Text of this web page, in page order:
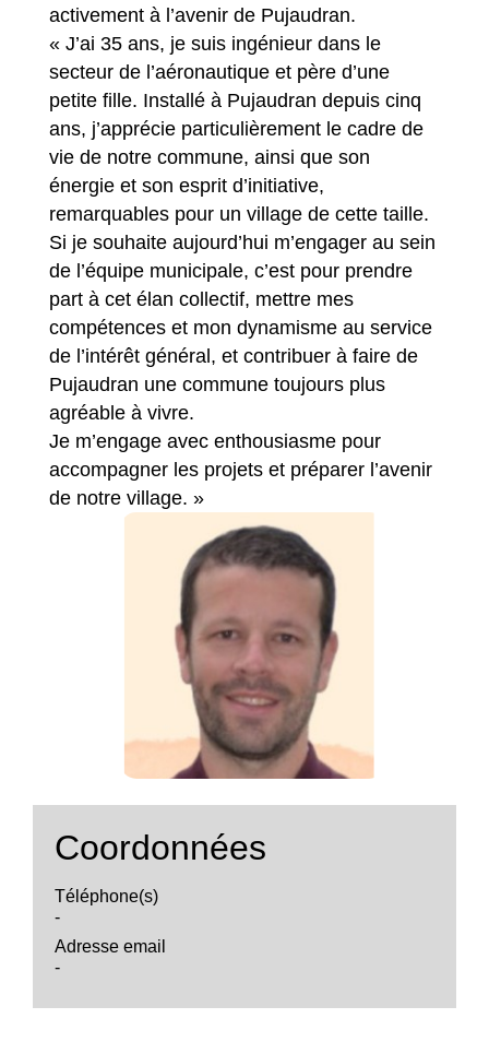
activement à l’avenir de Pujaudran.
« J’ai 35 ans, je suis ingénieur dans le
secteur de l’aéronautique et père d’une
petite fille. Installé à Pujaudran depuis cinq
ans, j’apprécie particulièrement le cadre de
vie de notre commune, ainsi que son
énergie et son esprit d’initiative,
remarquables pour un village de cette taille.
Si je souhaite aujourd’hui m’engager au sein
de l’équipe municipale, c’est pour prendre
part à cet élan collectif, mettre mes
compétences et mon dynamisme au service
de l’intérêt général, et contribuer à faire de
Pujaudran une commune toujours plus
agréable à vivre.
Je m’engage avec enthousiasme pour
accompagner les projets et préparer l’avenir
de notre village. »
Coordonnées
Téléphone(s)
-
Adresse email
-